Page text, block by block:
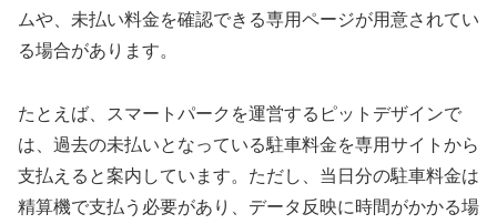
ムや、未払い料金を確認できる専用ページが用意されてい
る場合があります。
たとえば、スマートパークを運営するピットデザインで
は、過去の未払いとなっている駐車料金を専用サイトから
支払えると案内しています。ただし、当日分の駐車料金は
精算機で支払う必要があり、データ反映に時間がかかる場